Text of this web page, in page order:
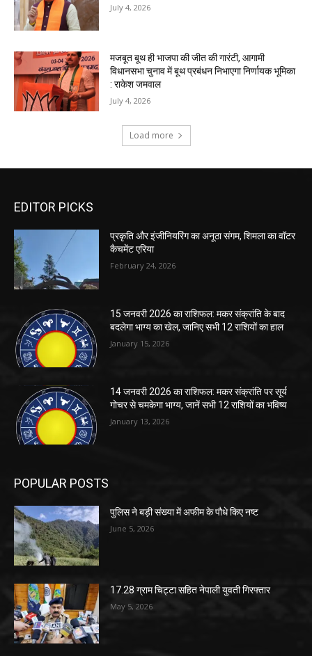
EDITOR PICKS
प्रकृति और इंजीनियरिंग का अनूठा संगम, शिमला का वॉटर
कैचमेंट एरिया
February 24, 2026
15 जनवरी 2026 का राशिफल: मकर संक्रांति के बाद
बदलेगा भाग्य का खेल, जानिए सभी 12 राशियों का हाल
January 15, 2026
14 जनवरी 2026 का राशिफल: मकर संक्रांति पर सूर्य
गोचर से चमकेगा भाग्य, जानें सभी 12 राशियों का भविष्य
January 13, 2026
POPULAR POSTS
पुलिस ने बड़ी संख्या में अफीम के पौधे किए नष्ट
June 5, 2026
17.28 ग्राम चिट्टा सहित नेपाली युवती गिरफ्तार
May 5, 2026